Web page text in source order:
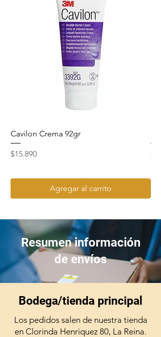
Cavilon Crema 92gr
Precio
$15.890
Agregar al carrito
Resumen información
de envíos
Bodega/tienda principal
Los pedidos salen de nuestra tienda
en Clorinda Henriquez 80, La Reina.